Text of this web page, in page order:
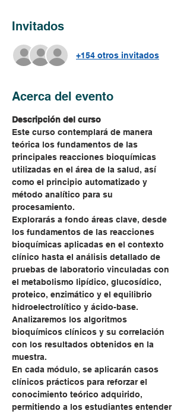
Invitados
+154 otros invitados
Acerca del evento
Descripción del curso
Este curso contemplará de manera
teórica los fundamentos de las
principales reacciones bioquímicas
utilizadas en el área de la salud, así
como el principio automatizado y
método analítico para su
procesamiento.
Explorarás a fondo áreas clave, desde
los fundamentos de las reacciones
bioquímicas aplicadas en el contexto
clínico hasta el análisis detallado de
pruebas de laboratorio vinculadas con
el metabolismo lipídico, glucosídico,
proteico, enzimático y el equilibrio
hidroelectrolítico y ácido-base.
Analizaremos los algoritmos
bioquímicos clínicos y su correlación
con los resultados obtenidos en la
muestra.
En cada módulo, se aplicarán casos
clínicos prácticos para reforzar el
conocimiento teórico adquirido,
permitiendo a los estudiantes entender